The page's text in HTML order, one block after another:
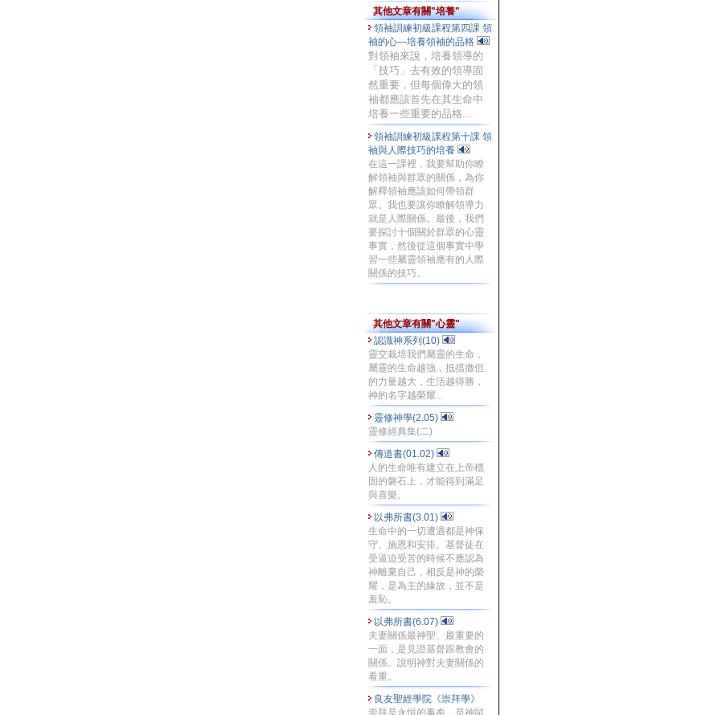
其他文章有關"培養"
領袖訓練初級課程第四課 領
袖的心—培養領袖的品格
對領袖來說，培養領導的
「技巧」去有效的領導固
然重要，但每個偉大的領
袖都應該首先在其生命中
培養一些重要的品格...
領袖訓練初級課程第十課 領
袖與人際技巧的培養
在這一課裡，我要幫助你瞭
解領袖與群眾的關係，為你
解釋領袖應該如何帶領群
眾。我也要讓你瞭解領導力
就是人際關係。最後，我們
要探討十個關於群眾的心靈
事實，然後從這個事實中學
習一些屬靈領袖應有的人際
關係的技巧。
其他文章有關"心靈"
認識神系列(10)
靈交栽培我們屬靈的生命，
屬靈的生命越強，抵擋撒但
的力量越大，生活越得勝，
神的名字越榮耀...
靈修神學(2.05)
靈修經典集(二)
傳道書(01.02)
人的生命唯有建立在上帝穩
固的磐石上，才能得到滿足
與喜樂。
以弗所書(3.01)
生命中的一切遭遇都是神保
守、施恩和安排。基督徒在
受逼迫受苦的時候不應認為
神離棄自己，相反是神的榮
耀，是為主的緣故，並不是
羞恥。
以弗所書(6.07)
夫妻關係最神聖、最重要的
一面，是見證基督跟教會的
關係。說明神對夫妻關係的
看重。
良友聖經學院《崇拜學》
崇拜是永恒的事奉，是神賦